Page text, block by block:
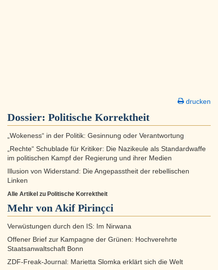
drucken
Dossier: Politische Korrektheit
„Wokeness“ in der Politik: Gesinnung oder Verantwortung
„Rechte“ Schublade für Kritiker: Die Nazikeule als Standardwaffe
im politischen Kampf der Regierung und ihrer Medien
Illusion von Widerstand: Die Angepasstheit der rebellischen
Linken
Alle Artikel zu Politische Korrektheit
Mehr von Akif Pirinçci
Verwüstungen durch den IS: Im Nirwana
Offener Brief zur Kampagne der Grünen: Hochverehrte
Staatsanwaltschaft Bonn
ZDF-Freak-Journal: Marietta Slomka erklärt sich die Welt